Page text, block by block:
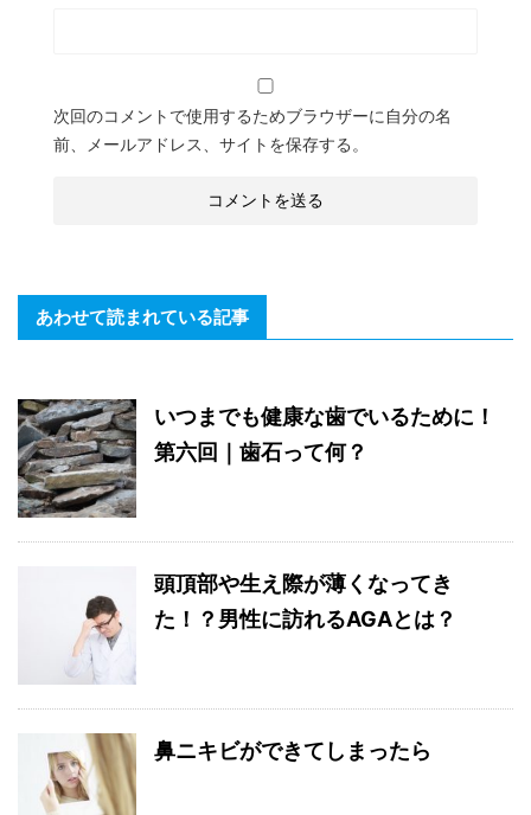
次回のコメントで使用するためブラウザーに自分の名
前、メールアドレス、サイトを保存する。
あわせて読まれている記事
いつまでも健康な歯でいるために！
第六回｜歯石って何？
頭頂部や生え際が薄くなってき
た！？男性に訪れるAGAとは？
鼻ニキビができてしまったら